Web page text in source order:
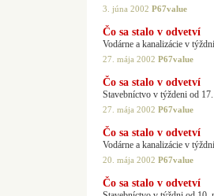
3. júna 2002 P67value
Čo sa stalo v odvetví
Vodárne a kanalizácie v
27. mája 2002 P67value
Čo sa stalo v odvetví
Stavebníctvo v týždeni od
27. mája 2002 P67value
Čo sa stalo v odvetví
Vodárne a kanalizácie v
20. mája 2002 P67value
Čo sa stalo v odvetví